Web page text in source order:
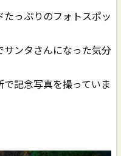
っぷりのフォトスポッ
ンタさんになった気分
記念写真を撮っていま